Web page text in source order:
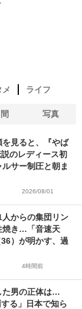
メ ライフ
写真
を見ると、『やば
のレディース初
サー制圧と朝ま
2026/08/01
人からの集団リン
焼き…「音速天
）が明かす、過
4時間前
た男の正体は…
る」日本で知ら